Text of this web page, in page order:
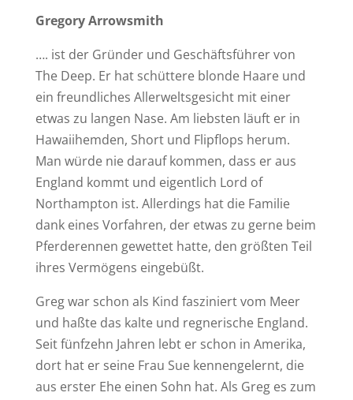
Gregory Arrowsmith
…. ist der Gründer und Geschäftsführer von
The Deep. Er hat schüttere blonde Haare und
ein freundliches Allerweltsgesicht mit einer
etwas zu langen Nase. Am liebsten läuft er in
Hawaiihemden, Short und Flipflops herum.
Man würde nie darauf kommen, dass er aus
England kommt und eigentlich Lord of
Northampton ist. Allerdings hat die Familie
dank eines Vorfahren, der etwas zu gerne beim
Pferderennen gewettet hatte, den größten Teil
ihres Vermögens eingebüßt.
Greg war schon als Kind fasziniert vom Meer
und haßte das kalte und regnerische England.
Seit fünfzehn Jahren lebt er schon in Amerika,
dort hat er seine Frau Sue kennengelernt, die
aus erster Ehe einen Sohn hat. Als Greg es zum